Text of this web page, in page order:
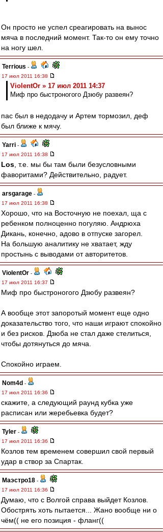
Он просто не успел среагировать на вынос
мяча в последний момент. Так-то он ему точно
на ногу шел.
Terrious -
17 июл 2011 16:38
ViolentOr » 17 июл 2011 14:37
Миф про быстроногого Дзюбу развеян?
пас был в недодачу и Артем тормозил, деф
был ближе к мячу.
Yarri -
17 июл 2011 16:38
Los , т.е. мы бы там были безусловными
фаворитами? Действительно, радует.
arsgarage -
17 июл 2011 16:38
Хорошо, что на Восточную не поехал, ща с
ребенком полноценно погуляю. Андрюха
Дикань, конечно, адово в отпуске загорел.
На большую аналитику не хватает, жду
простынь с выводами от авторитетов.
ViolentOr -
17 июл 2011 16:37
Миф про быстроногого Дзюбу развеян?
А вообще этот запоротый момент еще одно
доказательство того, что наши играют спокойно
и без рисков. Дзюба не стал даже стелиться,
чтобы дотянуться до мяча.
Спокойно играем.
Nom4d -
17 июл 2011 16:36
скажите, а следующий раунд кубка уже
расписан или жеребьевка будет?
Tyler -
17 июл 2011 16:36
Козлов тем временем совершил свой первый
удар в створ за Спартак.
Маэстро18 -
17 июл 2011 16:36
Думаю, что с Волгой справа выйдет Козлов.
Обострять хоть пытается... Жано вообще ни о
чём(( не его позиция - фланг((